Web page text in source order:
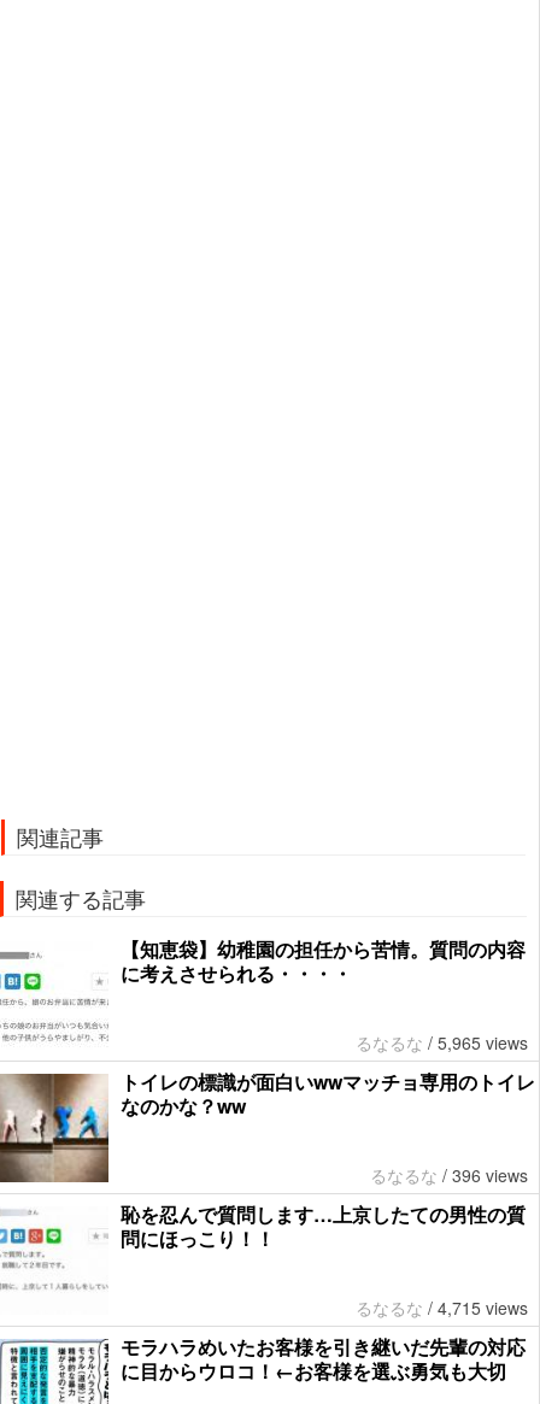
関連記事
関連する記事
【知恵袋】幼稚園の担任から苦情。質問の内容
に考えさせられる・・・・
るなるな / 5,965 views
トイレの標識が面白いwwマッチョ専用のトイレ
なのかな？ww
るなるな / 396 views
恥を忍んで質問します…上京したての男性の質
問にほっこり！！
るなるな / 4,715 views
モラハラめいたお客様を引き継いだ先輩の対応
に目からウロコ！←お客様を選ぶ勇気も大切